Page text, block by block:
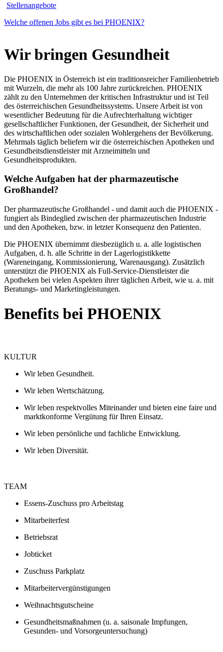
Welche offenen Jobs gibt es bei PHOENIX?
Stellenangebote
Wir bringen Gesundheit
Die PHOENIX in Österreich ist ein traditionsreicher Familienbetrieb
mit Wurzeln, die mehr als 100 Jahre zurückreichen. PHOENIX
zählt zu den Unternehmen der kritischen Infrastruktur und ist Teil
des österreichischen Gesundheitssystems. Unsere Arbeit ist von
wesentlicher Bedeutung für die Aufrechterhaltung wichtiger
gesellschaftlicher Funktionen, der Gesundheit, der Sicherheit und
des wirtschaftlichen oder sozialen Wohlergehens der Bevölkerung.
Mehrmals täglich beliefern wir die österreichischen Apotheken und
Gesundheitsdienstleister mit Arzneimitteln und
Gesundheitsprodukten.
Welche Aufgaben hat der pharmazeutische
Großhandel?
Der pharmazeutische Großhandel - und damit auch die PHOENIX -
fungiert als Bindeglied zwischen der pharmazeutischen Industrie
und den Apotheken, bzw. in letzter Konsequenz den Patienten.
Die PHOENIX übernimmt diesbezüglich u. a. alle logistischen
Aufgaben, d. h. alle Schritte in der Lagerlogistikkette
(Wareneingang, Kommissionierung, Warenausgang). Zusätzlich
unterstützt die PHOENIX als Full-Service-Dienstleister die
Apotheken bei vielen Aspekten ihrer täglichen Arbeit, wie u. a. mit
Beratungs- und Marketingleistungen.
Benefits bei PHOENIX
KULTUR
Wir leben Gesundheit.
Wir leben Wertschätzung.
Wir leben respektvolles Miteinander und bieten eine faire und
marktkonforme Vergütung für Ihren Einsatz.
Wir leben persönliche und fachliche Entwicklung.
Wir leben Diversität.
TEAM
Essens-Zuschuss pro Arbeitstag
Mitarbeiterfest
Betriebsrat
Jobticket
Zuschuss Parkplatz
Mitarbeitervergünstigungen
Weihnachtsgutscheine
Gesundheitsmaßnahmen (u. a. saisonale Impfungen,
Gesunden- und Vorsorgeuntersuchung)